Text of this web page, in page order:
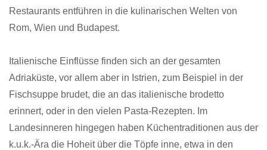
Restaurants entführen in die kulinarischen Welten von
Rom, Wien und Budapest.
Italienische Einflüsse finden sich an der gesamten
Adriaküste, vor allem aber in Istrien, zum Beispiel in der
Fischsuppe brudet, die an das italienische brodetto
erinnert, oder in den vielen Pasta-Rezepten. Im
Landesinneren hingegen haben Küchentraditionen aus der
k.u.k.-Ära die Hoheit über die Töpfe inne, etwa in den